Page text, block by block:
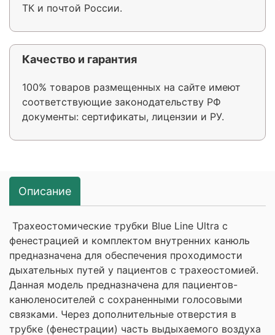
ТК и почтой России.
Качество и гарантия
100% товаров размещенных на сайте имеют
соответствующие законодательству РФ
документы: сертификаты, лицензии и РУ.
Описание
Трахеостомические трубки Blue Line Ultra с
фенестрацией и комплектом внутренних канюль
предназначена для обеспечения проходимости
дыхательных путей у пациентов с трахеостомией.
Данная модель предназначена для пациентов-
канюленосителей с сохраненными голосовыми
связками. Через дополнительные отверстия в
трубке (фенестрации) часть выдыхаемого воздуха